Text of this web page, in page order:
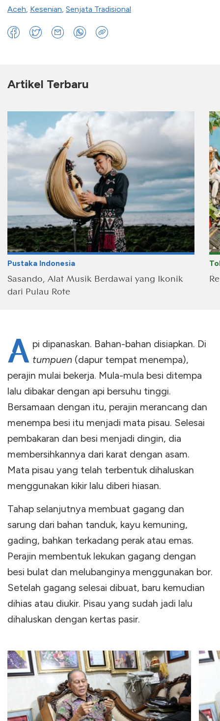
Aceh Kesenian Senjata Tradisional
Artikel Terbaru
Pustaka Indonesia
Sasando, Alat Musik Berdawai yang Ikonik
dari Pulau Rote
A pi dipanaskan. Bahan-bahan disiapkan. Di
tumpuen (dapur tempat menempa),
perajin mulai bekerja. Mula-mula besi ditempa
lalu dibakar dengan api bersuhu tinggi.
Bersamaan dengan itu, perajin merancang dan
menempa besi itu menjadi mata pisau. Selesai
pembakaran dan besi menjadi dingin, dia
membersihkannya dari karat dengan asam.
Mata pisau yang telah terbentuk dihaluskan
menggunakan kikir lalu diberi hiasan.
Tahap selanjutnya membuat gagang dan
sarung dari bahan tanduk, kayu kemuning,
gading, bahkan terkadang perak atau emas.
Perajin membentuk lekukan gagang dengan
besi bulat dan melubanginya menggunakan bor.
Setelah gagang selesai dibuat, baru kemudian
dihias atau diukir. Pisau yang sudah jadi lalu
dihaluskan dengan kertas pasir.